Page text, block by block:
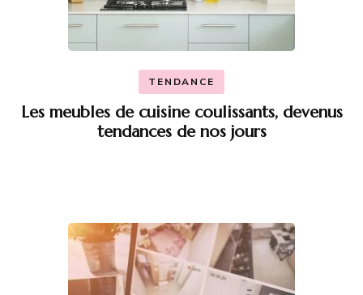
TENDANCE
Les meubles de cuisine coulissants, devenus
tendances de nos jours